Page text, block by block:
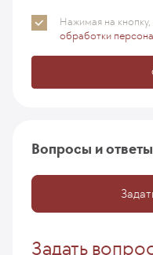
Нажимая на
обработки
Вопросы и ответы
Задать